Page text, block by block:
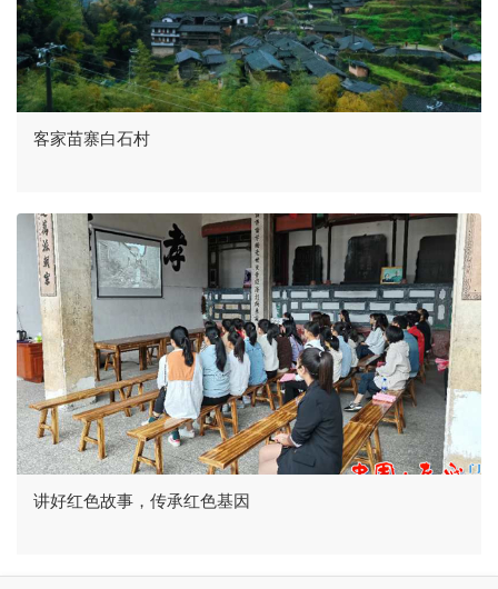
客家苗寨白石村
讲好红色故事，传承红色基因